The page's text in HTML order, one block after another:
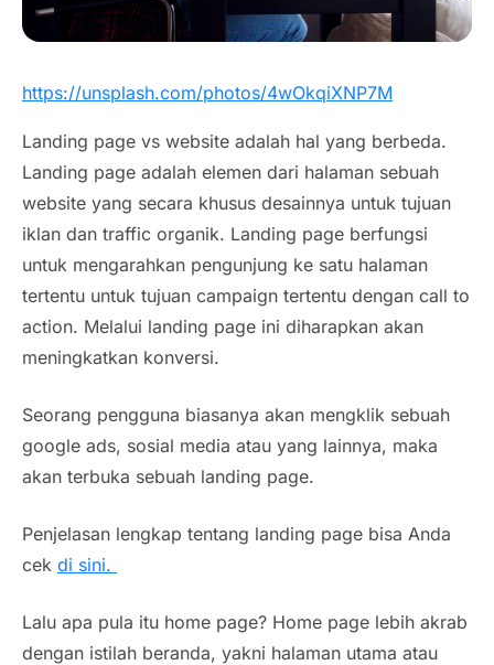
https://unsplash.com/photos/4wOkqiXNP7M
Landing page vs website adalah hal yang berbeda.
Landing page adalah elemen dari halaman sebuah
website yang secara khusus desainnya untuk tujuan
iklan dan traffic organik. Landing page berfungsi
untuk mengarahkan pengunjung ke satu halaman
tertentu untuk tujuan campaign tertentu dengan call to
action. Melalui landing page ini diharapkan akan
meningkatkan konversi.
Seorang pengguna biasanya akan mengklik sebuah
google ads, sosial media atau yang lainnya, maka
akan terbuka sebuah landing page.
Penjelasan lengkap tentang landing page bisa Anda
cek di sini.
Lalu apa pula itu home page? Home page lebih akrab
dengan istilah beranda, yakni halaman utama atau